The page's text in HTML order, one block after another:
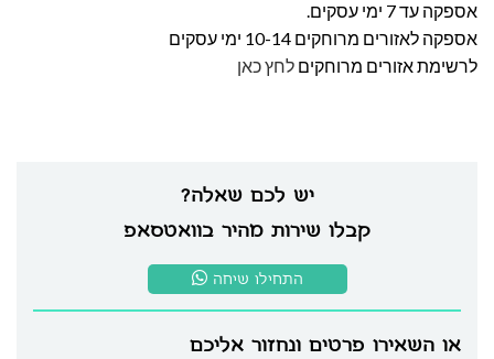
יש לכם שאלה?
קבלו שירות מהיר בוואטסאפ
התחילו שיחה
או השאירו פרטים ונחזור אליכם
אספקה עד 7 ימי עסקים.
אספקה לאזורים מרוחקים 10-14 ימי עסקים
לרשימת אזורים מרוחקים לחץ כאן